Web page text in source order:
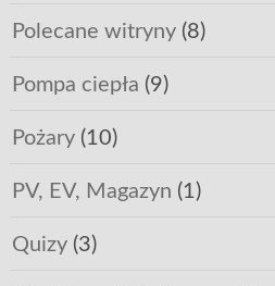
Polecane witryny(8)
Pompa ciepła (9)
Pożary(10)
PV, EV, Magazyn (1)
Quizy(3)